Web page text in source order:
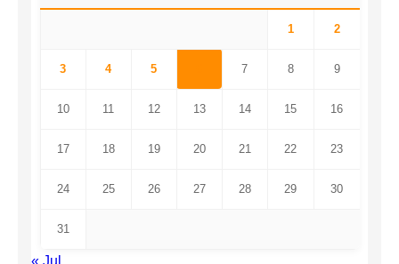
1 2
3 4 5 7 8 9
10 11 12 13 14 15 16
17 18 19 20 21 22 23
24 25 26 27 28 29 30
31